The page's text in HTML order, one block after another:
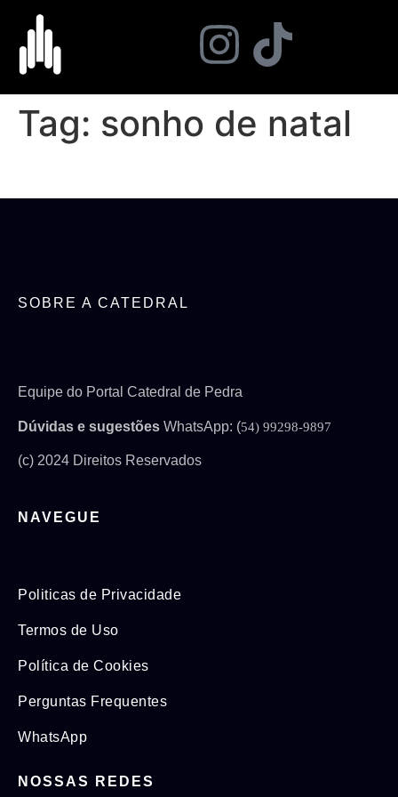
Tag: sonho de natal
SOBRE A CATEDRAL
Equipe do Portal Catedral de Pedra
Dúvidas e sugestões WhatsApp: (54) 99298-9897
(c) 2024 Direitos Reservados
NAVEGUE
Politicas de Privacidade
Termos de Uso
Política de Cookies
Perguntas Frequentes
WhatsApp
NOSSAS REDES